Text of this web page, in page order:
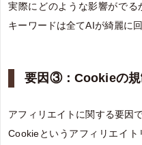
実際にどのような影響がで
キーワードは全てAIが綺麗に
要因③：Cookieの規
アフィリエイトに関する要因で
Cookieというアフィリエイ